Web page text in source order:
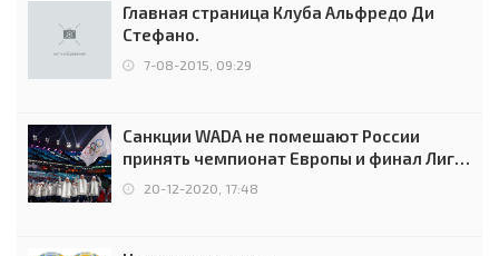
Главная страница Клуба Альфредо Ди
Стефано.
7-08-2015, 09:29
Санкции WADA не помешают России
принять чемпионат Европы и финал Лиги
чемпионов.
20-12-2020, 17:48